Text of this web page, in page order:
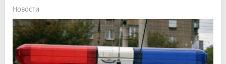
Новости